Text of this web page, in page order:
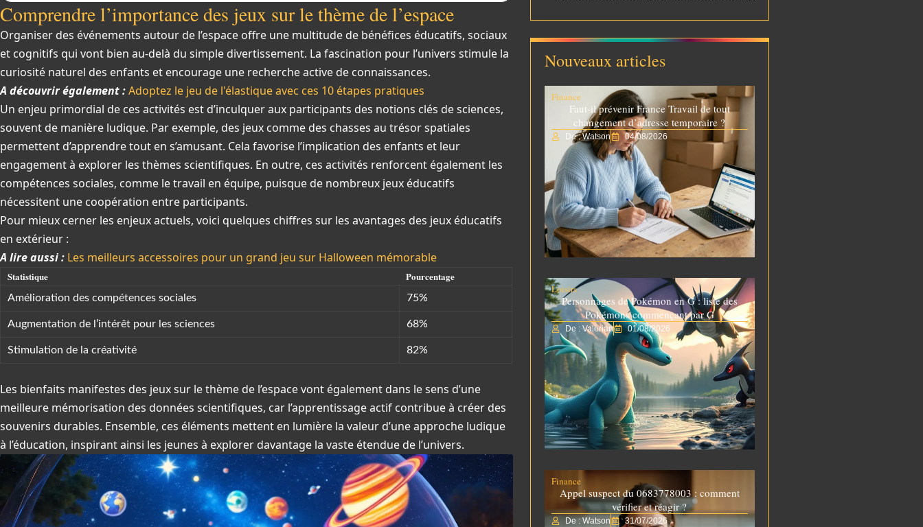
Comprendre l’importance des jeux sur le thème de l’espace
Organiser des événements autour de l’espace offre une multitude de bénéfices éducatifs, sociaux
et cognitifs qui vont bien au-delà du simple divertissement. La fascination pour l’univers stimule la
curiosité naturel des enfants et encourage une recherche active de connaissances.
A découvrir également :Adoptez le jeu de l'élastique avec ces 10 étapes pratiques
Un enjeu primordial de ces activités est d’inculquer aux participants des notions clés de sciences,
souvent de manière ludique. Par exemple, des jeux comme des chasses au trésor spatiales
permettent d’apprendre tout en s’amusant. Cela favorise l’implication des enfants et leur
engagement à explorer les thèmes scientifiques. En outre, ces activités renforcent également les
compétences sociales, comme le travail en équipe, puisque de nombreux jeux éducatifs
nécessitent une coopération entre participants.
Pour mieux cerner les enjeux actuels, voici quelques chiffres sur les avantages des jeux éducatifs
en extérieur :
A lire aussi : Les meilleurs accessoires pour un grand jeu sur Halloween mémorable
Statistique Pourcentage
Amélioration des compétences sociales 75%
Augmentation de l’intérêt pour les sciences 68%
Stimulation de la créativité 82%
Les bienfaits manifestes des jeux sur le thème de l’espace vont également dans le sens d’une
meilleure mémorisation des données scientifiques, car l’apprentissage actif contribue à créer des
souvenirs durables. Ensemble, ces éléments mettent en lumière la valeur d’une approche ludique
à l’éducation, inspirant ainsi les jeunes à explorer davantage la vaste étendue de l’univers.
Nouveaux articles
Finance
Faut-il prévenir France Travail de tout
changement d’adresse temporaire ?
De : Watson 04/08/2026
Loisirs
Personnages de Pokémon en G : liste des
Pokémons commençant par G
De : Valérian 01/08/2026
Finance
Appel suspect du 0683778003 : comment
vérifier et réagir ?
De : Watson 31/07/2026